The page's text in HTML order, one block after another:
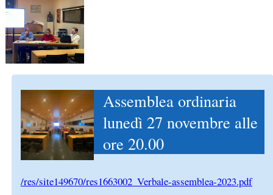
Assemblea ordinaria
lunedì 27 novembre alle
ore 20.00
/res/site149670/res1663002_Verbale-assemblea-2023.pdf